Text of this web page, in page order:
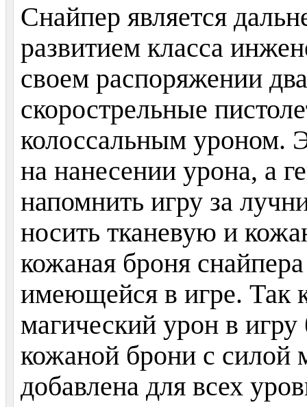
Снайпер является
развитием класса
своем распоряжении
скорострельные
колоссальным уроном.
на нанесении урона, а
напомнить игру за
носить тканевую и
кожаная броня
имеющейся в игре. Так
магический урон в
кожаной брони с силой
добавлена для всех